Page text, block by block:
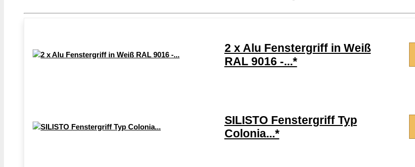
2 x Alu Fenstergriff in Weiß
RAL 9016 -...*
SILISTO Fenstergriff Typ
Colonia...*